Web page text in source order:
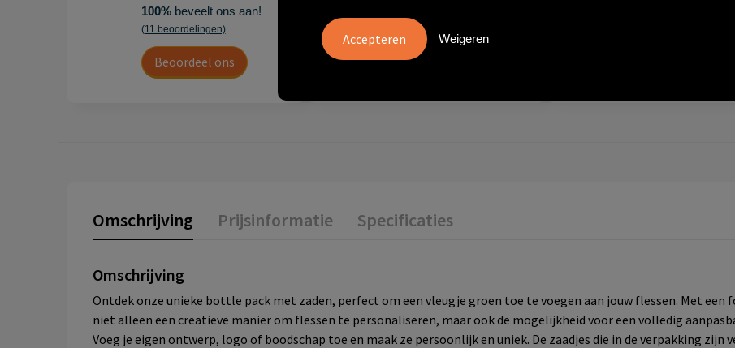
100%beveelt ons aan!
(11 beoordelingen)
Beoordeel ons
Leontien
Omschrijving Prijsinformatie Specificaties
Omschrijving
Ontdek onze unieke bottle pack met zaden, perfect om een vleugje groen toe te voegen aan jouw flessen. Met een
niet alleen een creatieve manier om flessen te personaliseren, maar ook de mogelijkheid voor een volledig
Voeg je eigen ontwerp, logo of boodschap toe en maak ze persoonlijk en uniek. De zaadjes die in de verpakking zijn
Weigeren